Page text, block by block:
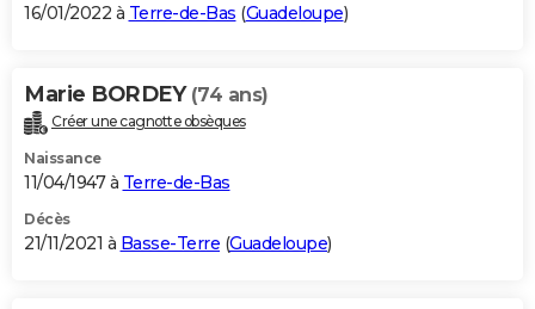
16/01/2022 à Terre-de-Bas (Guadeloupe)
Marie BORDEY (74 ans)
Créer une cagnotte obsèques
Naissance
11/04/1947 à Terre-de-Bas
Décès
21/11/2021 à Basse-Terre (Guadeloupe)